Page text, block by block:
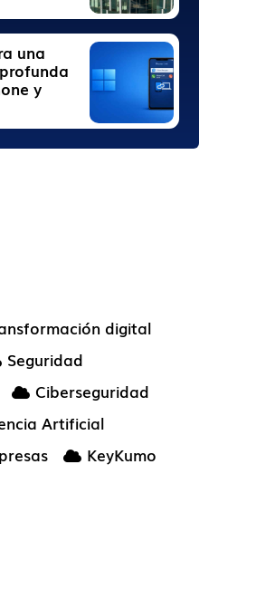
una
y
digital
Seguridad
Ciberseguridad
Artificial
KeyKumo